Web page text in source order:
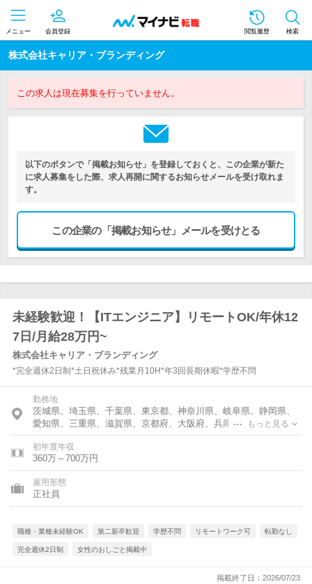
メニュー 会員登録 閲覧履歴 検索
株式会社キャリア・ブランディング
この求人は現在募集を行っていません。
以下のボタンで「掲載お知らせ」を登録しておくと、この企業が新た
に求人募集をした際、求人再開に関するお知らせメールを受け取れま
す。
この企業の「掲載お知らせ」メールを受けとる
未経験歓迎！【ITエンジニア】リモートOK/年休12
7日/月給28万円~
株式会社キャリア・ブランディング
*完全週休2日制*土日祝休み*残業月10H*年3回長期休暇*学歴不問
勤務地
茨城県、埼玉県、千葉県、東京都、神奈川県、岐阜県、静岡県、
愛知県、三重県、滋賀県、京都府、大阪府、兵庫県、奈良県、和
歌山県
もっと見る
初年度年収
360万～700万円
雇用形態
正社員
職種・業種未経験OK 第二新卒歓迎 学歴不問 リモートワーク可 転勤なし
完全週休2日制 女性のおしごと掲載中
掲載終了日：2026/07/23